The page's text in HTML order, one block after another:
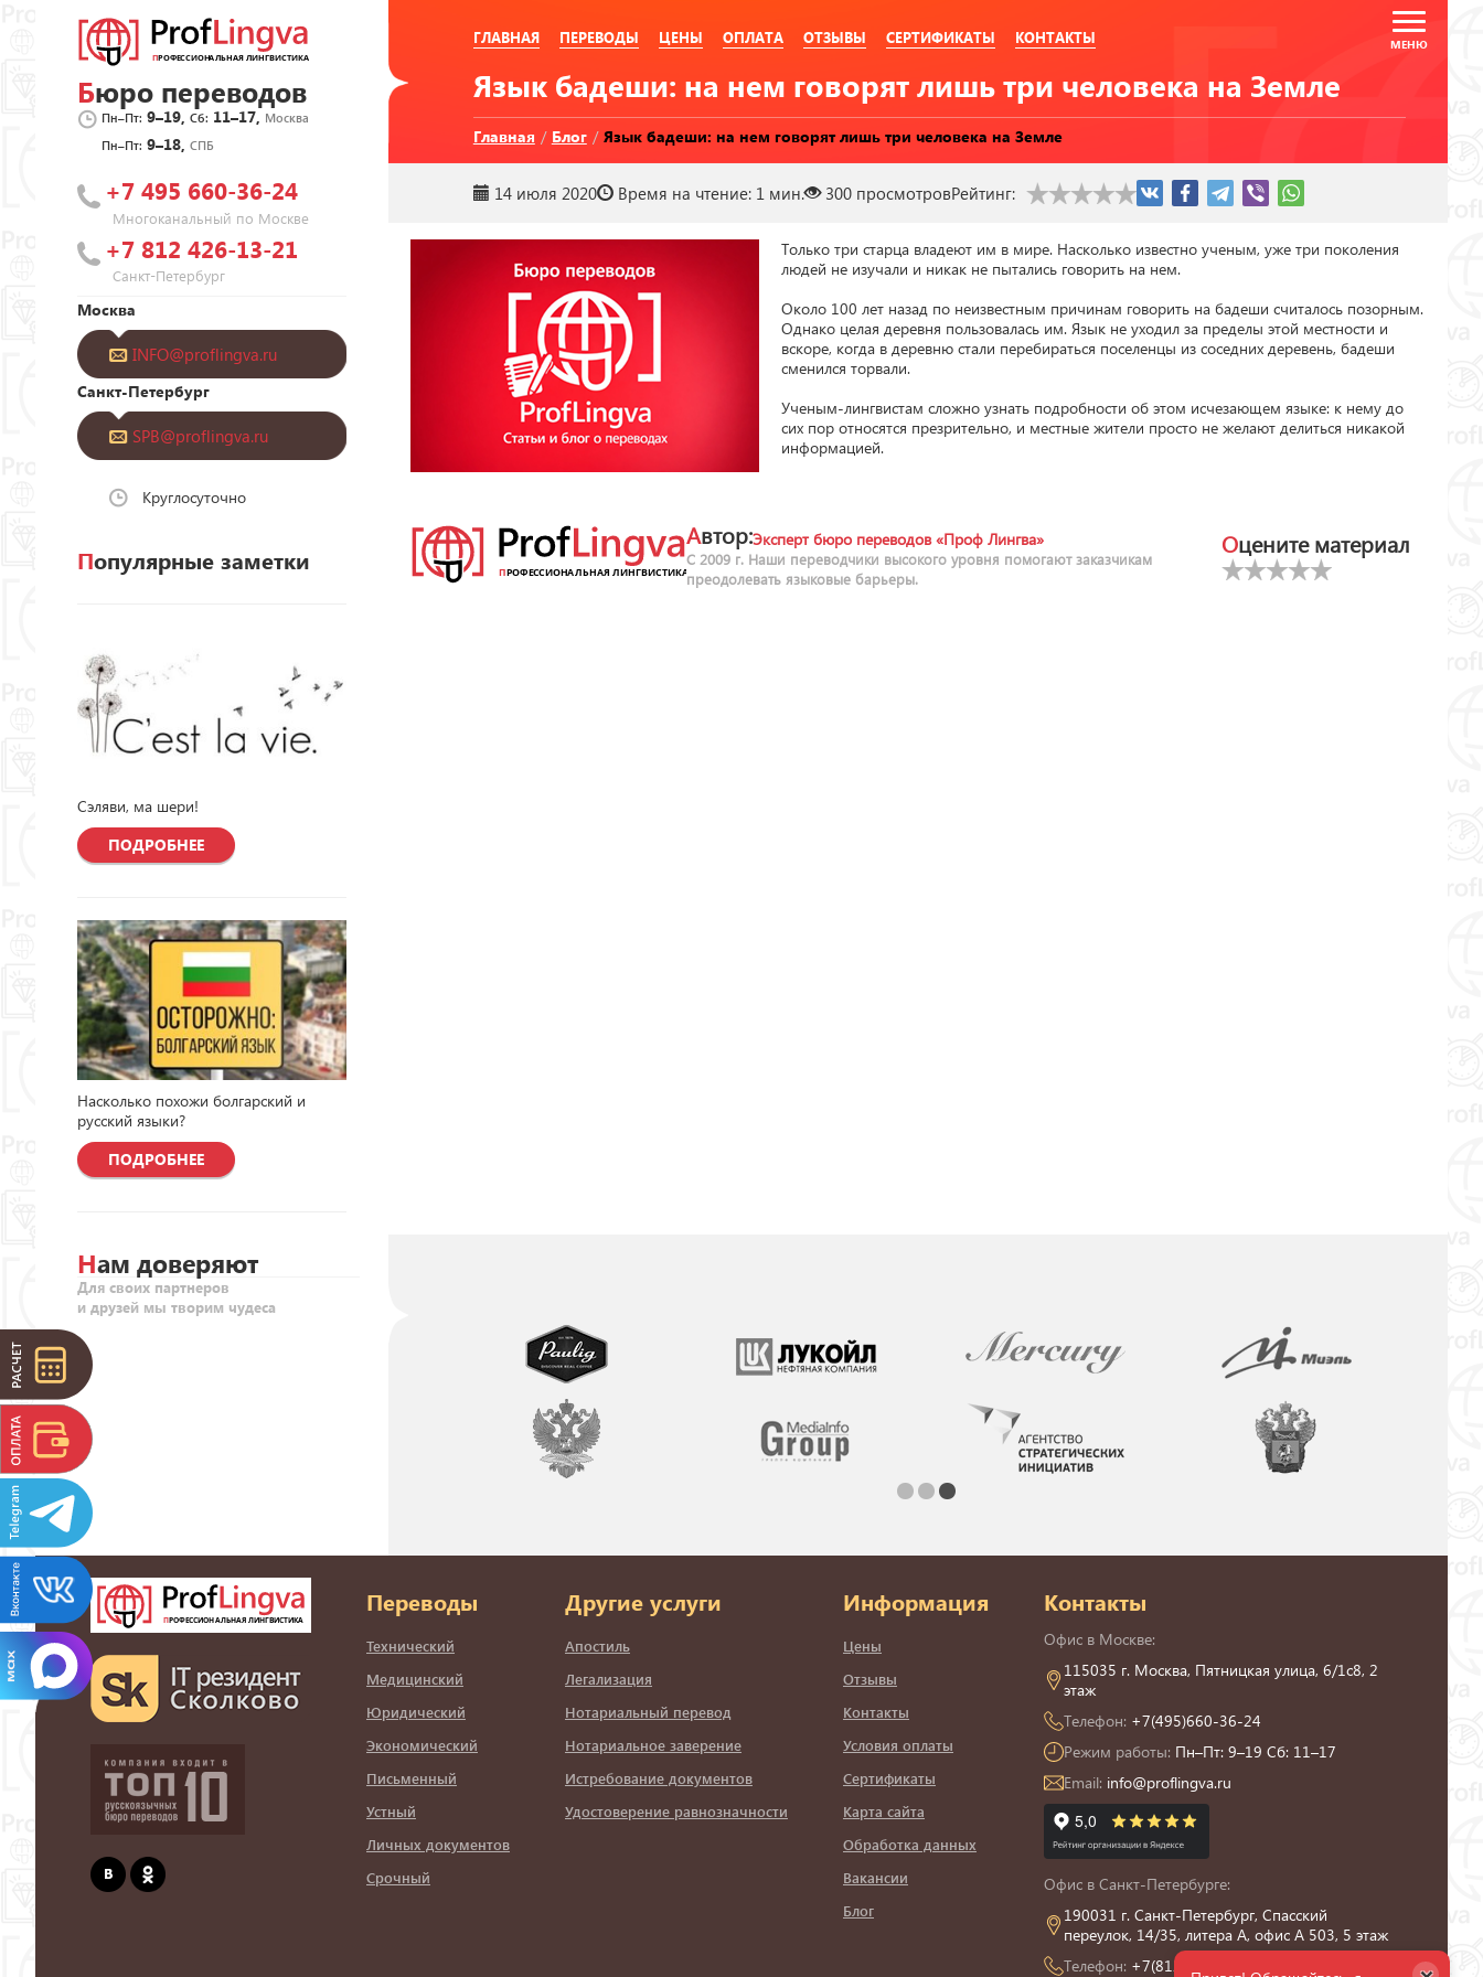
Бюро переводов
Пн–Пт: 9–19,Сб: 11–17, Москва
Пн–Пт: 9–18,СПБ
ГЛАВНАЯ ПЕРЕВОДЫ ЦЕНЫ ОПЛАТА ОТЗЫВЫ СЕРТИФИКАТЫ КОНТАКТЫ
Язык бадеши: на нем говорят лишь три человека на Земле
Главная / Блог / Язык бадеши: на нем говорят лишь три человека на Земле
+7 495 660-36-24
Многоканальный по Москве
+7 812 426-13-21
Санкт-Петербург
Москва
INFO@proflingva.ru
Санкт-Петербург
SPB@proflingva.ru
Круглосуточно
Популярные заметки
Сэляви, ма шери!
ПОДРОБНЕЕ
Насколько похожи болгарский и
русский языки?
ПОДРОБНЕЕ
14 июля 2020 Время на чтение: 1 мин. 300 просмотровРейтинг:
Только три старца владеют им в мире. Насколько известно ученым, уже три поколения
людей не изучали и никак не пытались говорить на нем.
Около 100 лет назад по неизвестным причинам говорить на бадеши считалось позорным.
Однако целая деревня пользовалась им. Язык не уходил за пределы этой местности и
вскоре, когда в деревню стали перебираться поселенцы из соседних деревень, бадеши
сменился торвали.
Ученым-лингвистам сложно узнать подробности об этом исчезающем языке: к нему до
сих пор относятся презрительно, и местные жители просто не желают делиться никакой
информацией.
Автор:Эксперт бюро переводов «Проф Лингва»
С 2009 г. Наши переводчики высокого уровня помогают заказчикам
преодолевать языковые барьеры.
Оцените материал
Нам доверяют
Для своих партнеров
и друзей мы творим чудеса
Переводы
Технический
Медицинский
Юридический
Экономический
Письменный
Устный
Личных документов
Срочный
Другие услуги
Апостиль
Легализация
Нотариальный перевод
Нотариальное заверение
Истребование документов
Удостоверение равнозначности
Информация
Цены
Отзывы
Контакты
Условия оплаты
Сертификаты
Карта сайта
Обработка данных
Вакансии
Блог
Контакты
Офис в Москве:
115035 г. Москва, Пятницкая улица, 6/1с8, 2
этаж
Телефон: +7(495)660-36-24
Режим работы: Пн–Пт: 9–19 Сб: 11–17
Email: info@proflingva.ru
Офис в Санкт-Петербурге:
190031 г. Санкт-Петербург, Спасский
переулок, 14/35, литера А, офис А 503, 5 этаж
Телефон: +7(812)426-13-21